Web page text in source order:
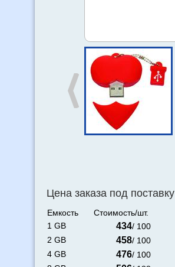
Цена заказа под поставку
Емкость
Стоимость/шт.
1 GB
434/ 100
2 GB
458/ 100
4 GB
476/ 100